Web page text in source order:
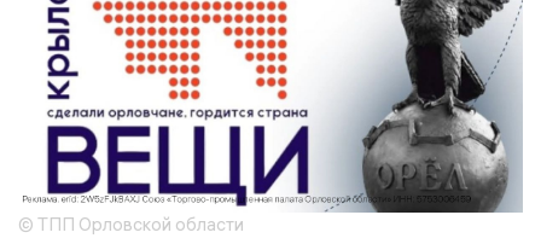
© ТПП Орловской области